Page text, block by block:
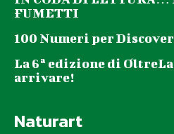
FUMETTI
100 Numeri per
La 6ª edizione di
arrivare!
Naturart